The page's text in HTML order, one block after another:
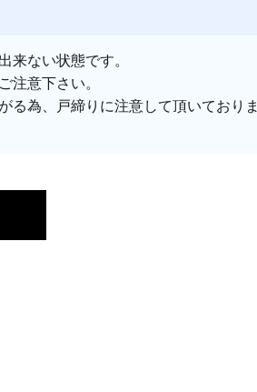
来ない状態です。
注意下さい。
る為、戸締りに注意して頂いておりま